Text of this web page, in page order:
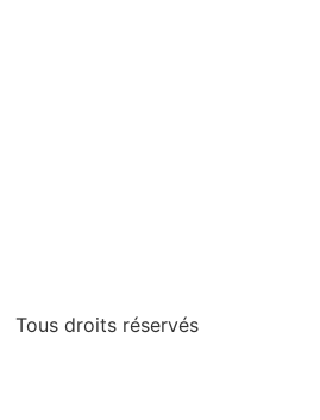
Tous droits réservés